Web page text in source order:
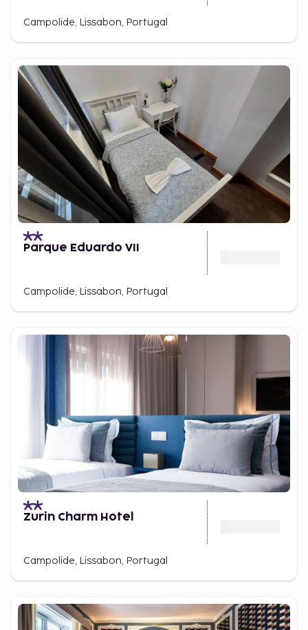
Campolide, Lissabon, Portugal
Parque Eduardo VII
Campolide, Lissabon, Portugal
Zurin Charm Hotel
Campolide, Lissabon, Portugal